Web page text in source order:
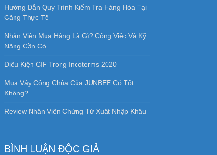
Hướng Dẫn Quy Trình Kiểm Tra Hàng Hóa Tại
Cảng Thực Tế
Nhân Viên Mua Hàng Là Gì? Công Việc Và Kỹ
Năng Cần Có
Điều Kiện CIF Trong Incoterms 2020
Mua Váy Công Chúa Của JUNBEE Có Tốt
Không?
Review Nhân Viên Chứng Từ Xuất Nhập Khẩu
BÌNH LUẬN ĐỘC GIẢ